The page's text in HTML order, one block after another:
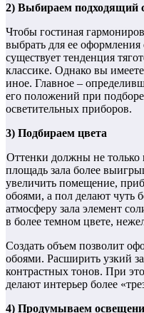
2) Выбираем подходящий
Чтобы гостиная
выбрать для ее
существует тенденция
классике. Однако вы
иное. Главное –
его положений при
осветительных приборов.
3) Подбираем цвета
Оттенки должны не только
площадь зала более
увеличить помещение,
обоями, а пол делают чуть
атмосферу зала элемент
в более темном цвете,
Создать объем позволит
обоями. Расширить узкий
контрастных тонов. При
делают интерьер более
4) Продумываем